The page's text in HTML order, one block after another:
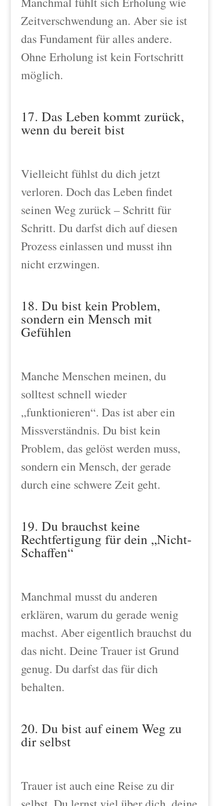
Zeitverschwendung an. Aber sie ist
das Fundament für alles andere.
Ohne Erholung ist kein Fortschritt
möglich.
17. Das Leben kommt zurück,
wenn du bereit bist
Vielleicht fühlst du dich jetzt
verloren. Doch das Leben findet
seinen Weg zurück – Schritt für
Schritt. Du darfst dich auf diesen
Prozess einlassen und musst ihn
nicht erzwingen.
18. Du bist kein Problem,
sondern ein Mensch mit
Gefühlen
Manche Menschen meinen, du
solltest schnell wieder
„funktionieren“. Das ist aber ein
Missverständnis. Du bist kein
Problem, das gelöst werden muss,
sondern ein Mensch, der gerade
durch eine schwere Zeit geht.
19. Du brauchst keine
Rechtfertigung für dein „Nicht-
Schaffen“
Manchmal musst du anderen
erklären, warum du gerade wenig
machst. Aber eigentlich brauchst du
das nicht. Deine Trauer ist Grund
genug. Du darfst das für dich
behalten.
20. Du bist auf einem Weg zu
dir selbst
Trauer ist auch eine Reise zu dir